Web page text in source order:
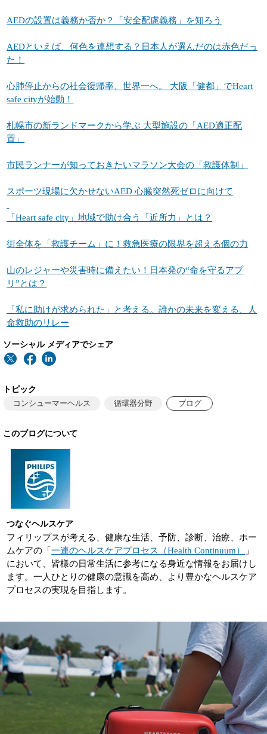
AEDの設置は義務か否か？「安全配慮義務」を知ろう
AEDといえば、何色を連想する？日本人が選んだのは赤色だっ
た！
心肺停止からの社会復帰率、世界一へ。 大阪「健都」でHeart
safe cityが始動！
札幌市の新ランドマークから学ぶ 大型施設の「AED適正配
置」
市民ランナーが知っておきたいマラソン大会の「救護体制」
スポーツ現場に欠かせないAED 心臓突然死ゼロに向けて
「Heart safe city」地域で助け合う「近所力」とは？
街全体を「救護チーム」に！救急医療の限界を超える個の力
山のレジャーや災害時に備えたい！日本発の“命を守るアプ
リ”とは？
「私に助けが求められた」と考える。誰かの未来を変える、人
命救助のリレー
ソーシャル メディアでシェア
トピック
コンシューマーヘルス
循環器分野 ブログ
このブログについて
つなぐヘルスケア
フィリップスが考える、健康な生活、予防、診断、治療、ホー
ムケアの「一連のヘルスケアプロセス（Health Continuum）
」
において、皆様の日常生活に参考になる身近な情報をお届けし
ます。一人ひとりの健康の意識を高め、より豊かなヘルスケア
プロセスの実現を目指します。